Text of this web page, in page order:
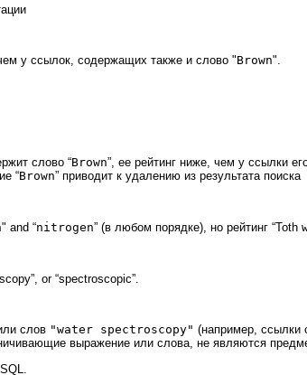
у ссылок, содержащих также и слово "Brown".
слово “Brown”, ее рейтинг ниже, чем у ссылки
“Brown” приводит к удалению из результата
" and “nitrogen” (в любом порядке), но рейтинг “Toth
”, or “spectroscopic”.
слов "water spectroscopy" (например, ссылки
выражение или слова, не являются